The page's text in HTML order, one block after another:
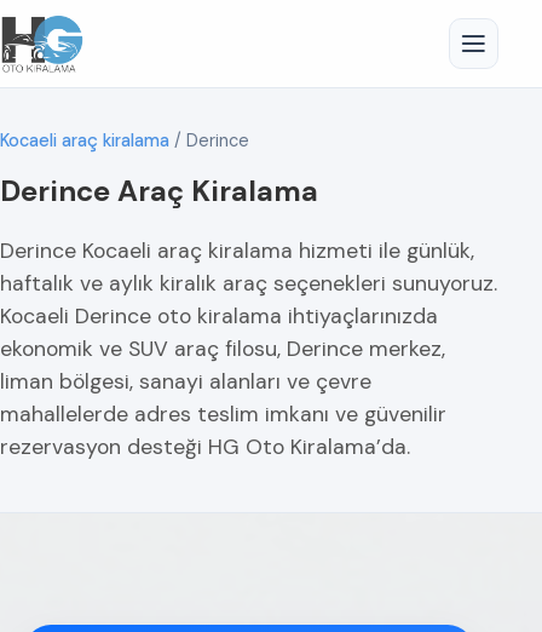
Kocaeli araç kiralama / Derince
Derince Araç Kiralama
Derince Kocaeli araç kiralama hizmeti ile günlük,
haftalık ve aylık kiralık araç seçenekleri sunuyoruz.
Kocaeli Derince oto kiralama ihtiyaçlarınızda
ekonomik ve SUV araç filosu, Derince merkez,
liman bölgesi, sanayi alanları ve çevre
mahallelerde adres teslim imkanı ve güvenilir
rezervasyon desteği HG Oto Kiralama’da.